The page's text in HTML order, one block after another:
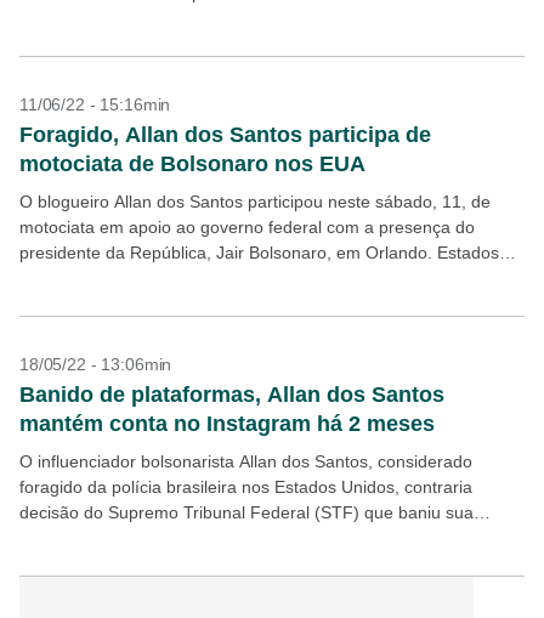
11/06/22 - 15:16min
Foragido, Allan dos Santos participa de
motociata de Bolsonaro nos EUA
O blogueiro Allan dos Santos participou neste sábado, 11, de
motociata em apoio ao governo federal com a presença do
presidente da República, Jair Bolsonaro, em Orlando. Estados
18/05/22 - 13:06min
Banido de plataformas, Allan dos Santos
mantém conta no Instagram há 2 meses
O influenciador bolsonarista Allan dos Santos, considerado
foragido da polícia brasileira nos Estados Unidos, contraria
decisão do Supremo Tribunal Federal (STF) que baniu sua